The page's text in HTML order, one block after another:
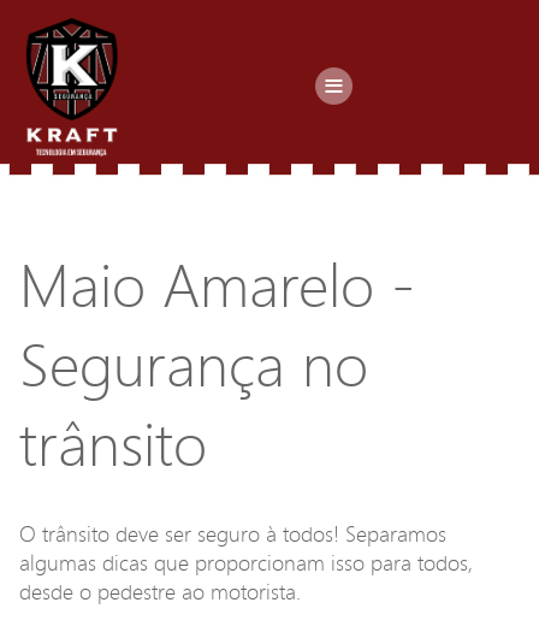
≡
Maio Amarelo -
Segurança no
trânsito
O trânsito deve ser seguro à todos! Separamos
algumas dicas que proporcionam isso para todos,
desde o pedestre ao motorista.